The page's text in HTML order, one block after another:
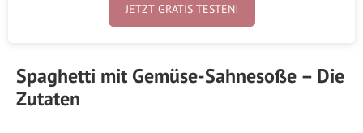
JETZT GRATIS TESTEN!
Spaghetti mit Gemüse-Sahnesoße – Die
Zutaten